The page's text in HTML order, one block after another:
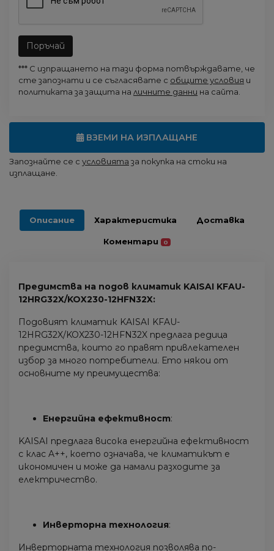
Поръчай
*** С изпращането на тази форма потвърждавате, че
сте запознати и се съгласявате с общите условия и
политиката за защита на личните данни на сайта.
ВЗЕМИ НА ИЗПЛАЩАНЕ
Запознайте се с условията за покупка на стоки на
изплащане.
Описание Характеристика Доставка
Коментари 0
Предимства на подов климатик KAISAI KFAU-
12HRG32X/KOX230-12HFN32X:
Подовият климатик KAISAI KFAU-
12HRG32X/KOX230-12HFN32X предлага редица
предимства, които го правят привлекателен
избор за много потребители. Ето някои от
основните му преимущества:
Енергийна ефективност:
KAISAI предлага висока енергийна ефективност
с клас A++, което означава, че климатикът е
икономичен и може да намали разходите за
електричество.
Инверторна технология:
Инверторната технология позволява по-